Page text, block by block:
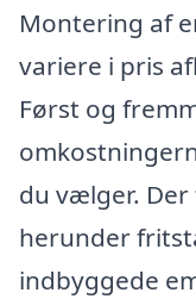
Montering af
variere i pris
Først og
du vælger. Der
herunder
indbyggede